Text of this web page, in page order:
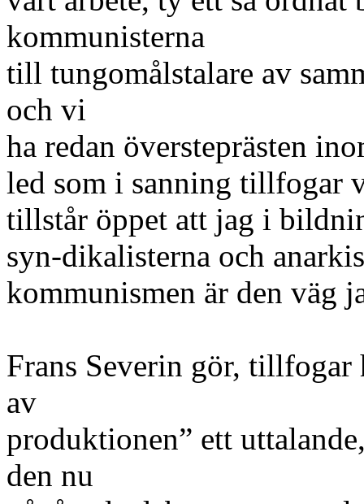
kommunisterna
till tungomålstalare av
och vi
ha redan översteprästen
led som i sanning tillfogar
tillstår öppet att jag i
syn-dikalisterna och
kommunismen är den väg
Frans Severin gör, tillfogar
av
produktionen” ett
den nu